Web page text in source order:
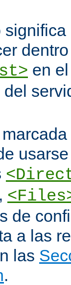
en
,
de
a las
las
.